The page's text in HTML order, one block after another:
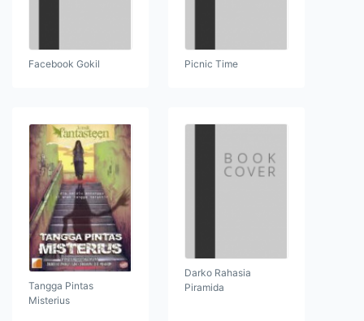
Facebook Gokil Picnic Time
Tangga Pintas
Misterius
Darko Rahasia
Piramida